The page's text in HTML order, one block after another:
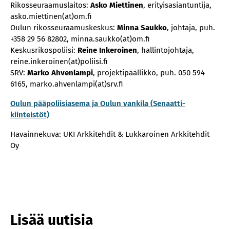
Rikosseuraamuslaitos: Asko Miettinen, erityisasiantuntija,
asko.miettinen(at)om.fi
Oulun rikosseuraamuskeskus: Minna Saukko, johtaja, puh.
+358 29 56 82802, minna.saukko(at)om.fi
Keskusrikospoliisi: Reine Inkeroinen, hallintojohtaja,
reine.inkeroinen(at)poliisi.fi
SRV: Marko Ahvenlampi, projektipäällikkö, puh. 050 594
6165, marko.ahvenlampi(at)srv.fi
Oulun pääpoliisiasema ja Oulun vankila (Senaatti-
kiinteistöt)
Havainnekuva: UKI Arkkitehdit & Lukkaroinen Arkkitehdit
Oy
Lisää uutisia